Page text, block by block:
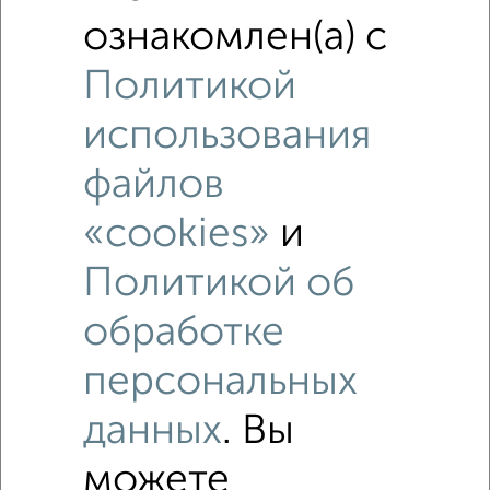
Недалеко от Западная 3 с ценой ниже
ознакомлен(а) с
Политикой
использования
файлов
«cookies» и
Политикой об
обработке
персональных
данных. Вы
можете